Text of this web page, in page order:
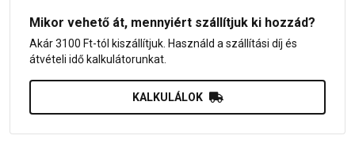
Mikor vehető át, mennyiért szállítjuk ki hozzád?
Akár 3100 Ft-tól kiszállítjuk. Használd a szállítási díj és
átvételi idő kalkulátorunkat.
KALKULÁLOK